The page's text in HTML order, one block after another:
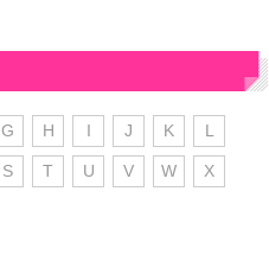
G H I J K L
S T U V W X